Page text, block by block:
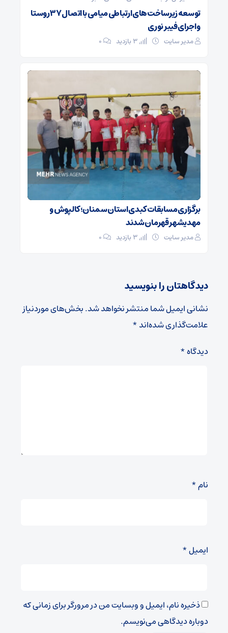
توسعه زیرساخت‌های ارتباطی میامی با اتصال ۳۷ روستا
و اجرای فیبر نوری
مدیر سایت ۰
برگزاری مسابقات کبدی استان سمنان؛ کالپوش و
مهدیشهر قهرمان شدند
مدیر سایت ۰
دیدگاهتان را بنویسید
نشانی ایمیل شما منتشر نخواهد شد.بخش‌های موردنیاز
علامت‌گذاری شده‌اند*
دیدگاه*
نام*
ایمیل*
ذخیره نام، ایمیل و وبسایت من در مرورگر برای زمانی که
دوباره دیدگاهی می‌نویسم.